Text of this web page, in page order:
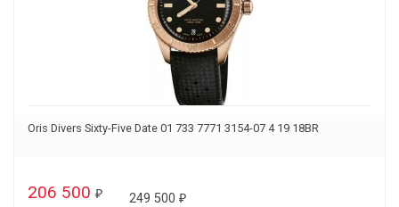
Oris Divers Sixty-Five Date 01 733 7771 3154-07 4 19 18BR
206 500 ₽ 249 500 ₽